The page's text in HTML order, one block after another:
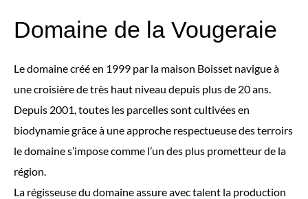
Domaine de la Vougeraie
Le domaine créé en 1999 par la maison Boisset navigue à
une croisière de très haut niveau depuis plus de 20 ans.
Depuis 2001, toutes les parcelles sont cultivées en
biodynamie grâce à une approche respectueuse des terroirs
le domaine s’impose comme l’un des plus prometteur de la
région.
La régisseuse du domaine assure avec talent la production